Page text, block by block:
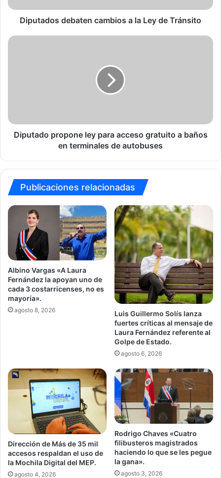
Diputados debaten cambios a la Ley de Tránsito
Diputado
en
terminales
Diputado propone ley para acceso gratuito a baños
en terminales de autobuses
Publicaciones relacionadas
Albino Vargas «A Laura
Fernández la apoyan uno de
cada 3 costarricenses, no es
mayoría».
agosto 8, 2026
Luis Guillermo Solís lanza
fuertes críticas al mensaje de
Laura Fernández referente al
Golpe de Estado.
agosto 6, 2026
Dirección de Más de 35 mil
accesos respaldan el uso de
la Mochila Digital del MEP.
agosto 4, 2026
Rodrigo Chaves «Cuatro
filibusteros magistrados
haciendo lo que se les pegue
la gana».
agosto 3, 2026